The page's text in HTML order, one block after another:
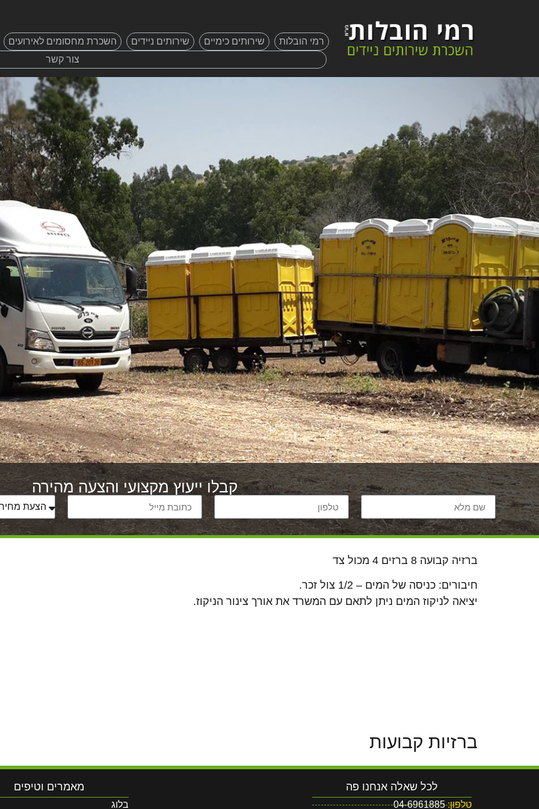
רמי הובלות שירותים כימיים שירותים ניידים
השכרת מחסומים לאירועים
צור קשר
קבלו ייעוץ מקצועי והצעה מהירה
ברזיה קבועה 8 ברזים 4 מכול צד
חיבורים: כניסה של המים – 1/2 צול זכר.
יציאה לניקוז המים ניתן לתאם עם המשרד את אורך צינור הניקוז.
ברזיות קבועות
לכל שאלה אנחנו פה
טלפון:04-6961885
מאמרים וטיפים
בלוג